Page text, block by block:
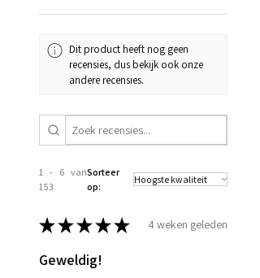
Dit product heeft nog geen
recensies, dus bekijk ook onze
andere recensies.
1 - 6 van
153
Sorteer
op:
★★★★★ 4 weken geleden
Geweldig!